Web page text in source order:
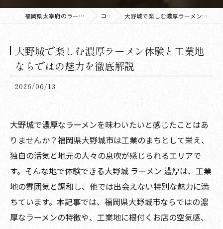
福岡県太宰府のラーメンならラーメン おいげん コラム 大野城で楽しむ濃厚ラーメン体験と工業地ならではの魅力を徹底解説
大野城で楽しむ濃厚ラーメン体験と工業地
ならではの魅力を徹底解説
2026/06/13
大野城で濃厚なラーメンを味わいたいと感じたことはあ
りませんか？福岡県大野城市は工業のまちとして栄え、
独自の活気と地元の人々の息吹が感じられるエリアで
す。そんな地で体験できる大野城 ラーメン 濃厚は、工業
地の雰囲気と調和し、他では出会えない特別な魅力に満
ちています。本記事では、福岡県大野城市ならではの濃
厚なラーメンの特徴や、工業地に根付くお店の空気感、